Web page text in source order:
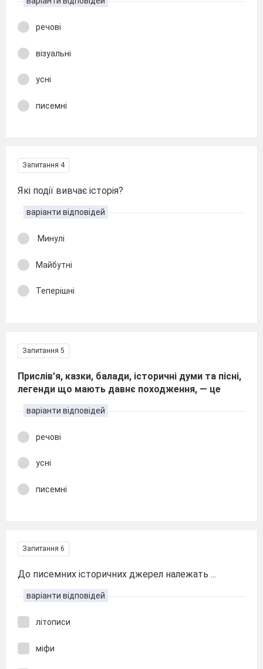
речові
візуальні
усні
писемні
Запитання 4
Які події вивчає історія?
варіанти відповідей
Минулі
Майбутні
Теперішні
Запитання 5
Прислів’я, казки, балади, історичні думи та пісні,
легенди що мають давнє походження, — це
варіанти відповідей
речові
усні
писемні
Запитання 6
До писемних історичних джерел належать ...
варіанти відповідей
літописи
міфи